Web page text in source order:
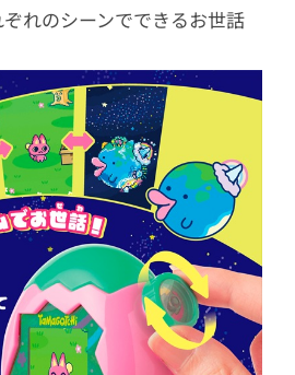
れのシーンでできるお世話